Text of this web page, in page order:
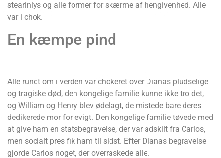
stearinlys og alle former for skærme af hengivenhed. Alle
var i chok.
En kæmpe pind
Alle rundt om i verden var chokeret over Dianas pludselige
og tragiske død, den kongelige familie kunne ikke tro det,
og William og Henry blev ødelagt, de mistede bare deres
dedikerede mor for evigt. Den kongelige familie tøvede med
at give ham en statsbegravelse, der var adskilt fra Carlos,
men socialt pres fik ham til sidst. Efter Dianas begravelse
gjorde Carlos noget, der overraskede alle.